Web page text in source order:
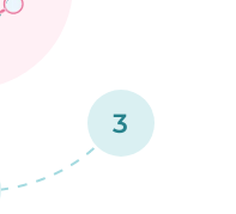
3